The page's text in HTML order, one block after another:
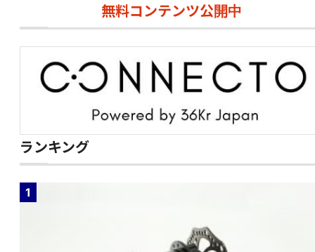
無料コンテンツ公開中
ランキング
1